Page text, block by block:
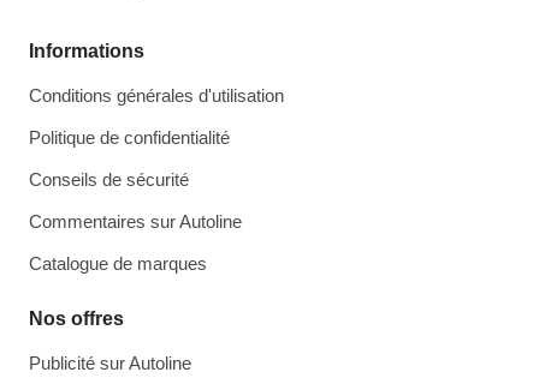
Informations
Conditions générales d'utilisation
Politique de confidentialité
Conseils de sécurité
Commentaires sur Autoline
Catalogue de marques
Nos offres
Publicité sur Autoline